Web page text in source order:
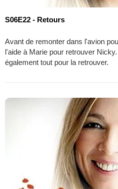
S06E22 - Retours
Avant de remonter dans l'avion
l'aide à Marie pour retrouver
également tout pour la retrouver.